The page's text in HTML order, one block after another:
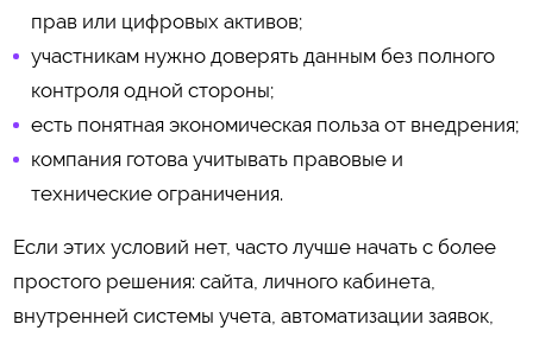
прав или цифровых активов;
участникам нужно доверять данным без полного
контроля одной стороны;
есть понятная экономическая польза от внедрения;
компания готова учитывать правовые и
технические ограничения.
Если этих условий нет, часто лучше начать с более
простого решения: сайта, личного кабинета,
внутренней системы учета, автоматизации заявок,